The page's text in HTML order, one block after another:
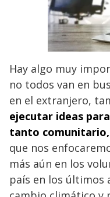
Hay algo muy
no todos van en
en el extranjero,
ejecutar ideas
tanto
que nos
más aún en los
país en los últimos